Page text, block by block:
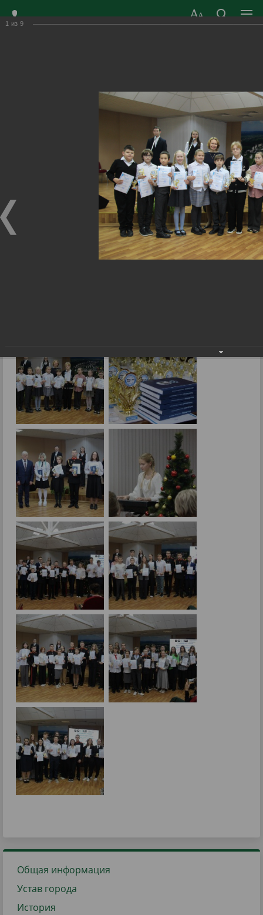
САМОУПРАВЛЕНИЯ
г. Радужный, 1 квартал, д.55
Адрес здания администрации
radugn@avo.ru
Электронная почта
Главная Фотогалерея Новости
Лучших награждать всегда приятно!
Лучших награждать всегда приятно!
Общая информация
Устав города
История
1 из 9